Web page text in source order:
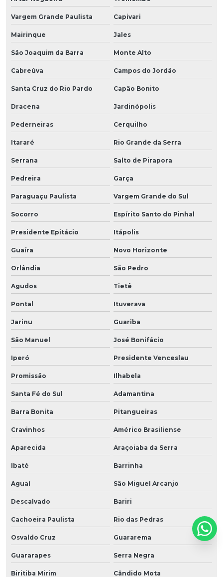
Vargem Grande Paulista Capivari
Mairinque Jales
São Joaquim da Barra Monte Alto
Cabreúva Campos do Jordão
Santa Cruz do Rio Pardo Capão Bonito
Dracena Jardinópolis
Pederneiras Cerquilho
Itararé Rio Grande da Serra
Serrana Salto de Pirapora
Pedreira Garça
Paraguaçu Paulista Vargem Grande do Sul
Socorro Espírito Santo do Pinhal
Presidente Epitácio Itápolis
Guaíra Novo Horizonte
Orlândia São Pedro
Agudos Tietê
Pontal Ituverava
Jarinu Guariba
São Manuel José Bonifácio
Iperó Presidente Venceslau
Promissão Ilhabela
Santa Fé do Sul Adamantina
Barra Bonita Pitangueiras
Cravinhos Américo Brasiliense
Aparecida Araçoiaba da Serra
Ibaté Barrinha
Aguaí São Miguel Arcanjo
Descalvado Bariri
Cachoeira Paulista Rio das Pedras
Osvaldo Cruz Guararema
Guararapes Serra Negra
Biritiba Mirim Cândido Mota